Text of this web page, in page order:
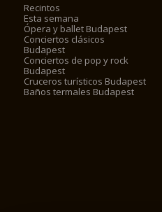
Recintos
Esta semana
Ópera y ballet Budapest
Conciertos clásicos
Budapest
Conciertos de pop y rock
Budapest
Cruceros turísticos Budapest
Baños termales Budapest